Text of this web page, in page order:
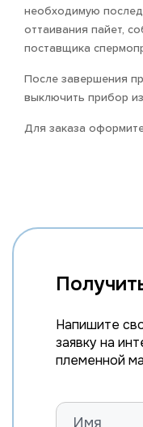
необходимую
оттаивания пайет,
поставщика
После завершения
выключить прибор из
Для заказа
Напишите
заявку на
племенной